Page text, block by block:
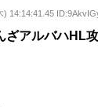
) 14:14:41.45
ざアルバハHL